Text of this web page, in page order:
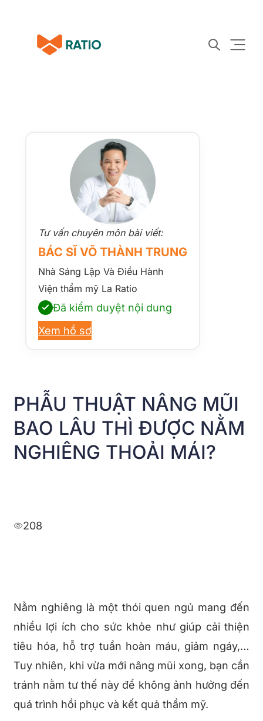
Tư vấn chuyên môn bài viết:
BÁC SĨ VÕ THÀNH TRUNG
Nhà Sáng Lập Và Điều Hành
Viện thẩm mỹ La Ratio
Đã kiểm duyệt nội dung
Xem hồ sơ
PHẪU THUẬT NÂNG MŨI
BAO LÂU THÌ ĐƯỢC NẰM
NGHIÊNG THOẢI MÁI?
208
Nằm nghiêng là một thói quen ngủ mang đến
nhiều lợi ích cho sức khỏe như giúp cải thiện
tiêu hóa, hỗ trợ tuần hoàn máu, giảm ngáy,…
Tuy nhiên, khi vừa mới nâng mũi xong, bạn cần
tránh nằm tư thế này để không ảnh hưởng đến
quá trình hồi phục và kết quả thẩm mỹ.